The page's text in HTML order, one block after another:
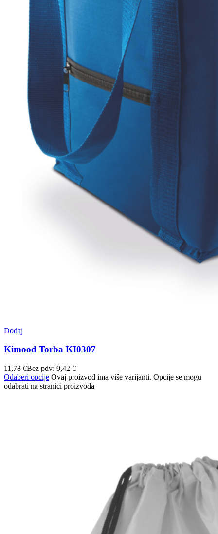
Dodaj
Kimood Torba KI0307
11,78 €Bez pdv: 9,42 €
Odaberi opcije Ovaj proizvod ima više varijanti. Opcije se mogu
odabrati na stranici proizvoda